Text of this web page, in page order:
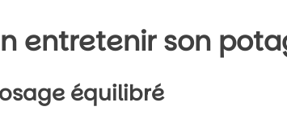
entretenir son
équilibré